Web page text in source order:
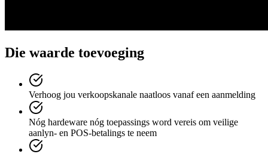
Die waarde toevoeging
Verhoog jou verkoopskanale naatloos vanaf een aanmelding
Nóg hardeware nóg toepassings word vereis om veilige
aanlyn- en POS-betalings te neem